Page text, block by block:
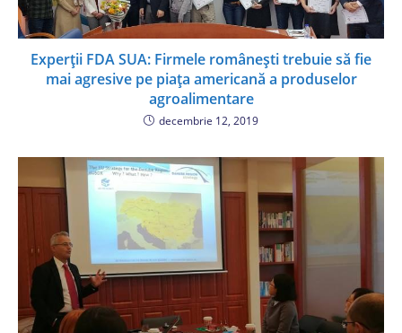
Experții FDA SUA: Firmele românești trebuie să fie
mai agresive pe piața americană a produselor
agroalimentare
decembrie 12, 2019